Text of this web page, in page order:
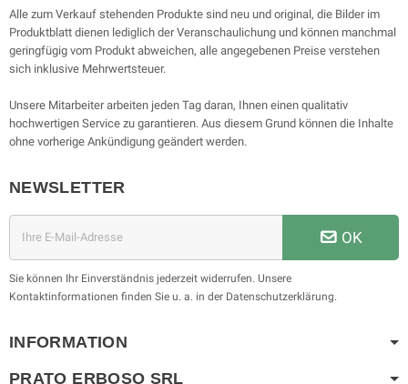
Alle zum Verkauf stehenden Produkte sind neu und original, die Bilder im
Produktblatt dienen lediglich der Veranschaulichung und können manchmal
geringfügig vom Produkt abweichen, alle angegebenen Preise verstehen
sich inklusive Mehrwertsteuer.
Unsere Mitarbeiter arbeiten jeden Tag daran, Ihnen einen qualitativ
hochwertigen Service zu garantieren. Aus diesem Grund können die Inhalte
ohne vorherige Ankündigung geändert werden.
NEWSLETTER
OK
Sie können Ihr Einverständnis jederzeit widerrufen. Unsere
Kontaktinformationen finden Sie u. a. in der Datenschutzerklärung.
INFORMATION
PRATO ERBOSO SRL